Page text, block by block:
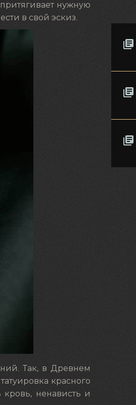
нужную
в свой эскиз.
Так, в Древнем
красного
ненависть и